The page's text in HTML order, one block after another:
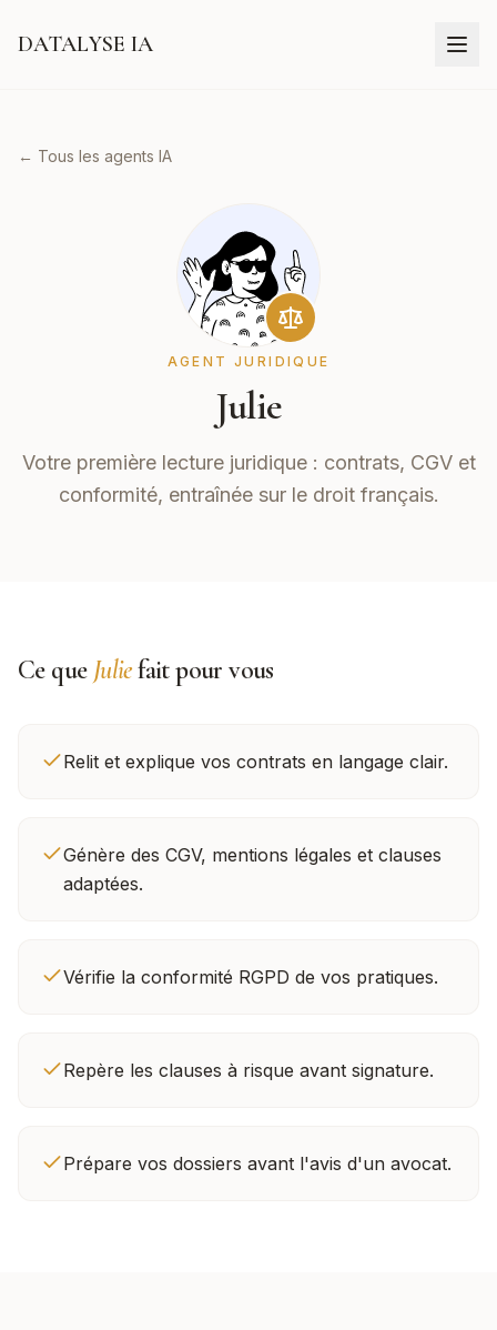
DATALYSE IA
← Tous les agents IA
AGENT JURIDIQUE
Julie
Votre première lecture juridique : contrats, CGV et
conformité, entraînée sur le droit français.
Ce que Juliefait pour vous
Relit et explique vos contrats en langage clair.
Génère des CGV, mentions légales et clauses
adaptées.
Vérifie la conformité RGPD de vos pratiques.
Repère les clauses à risque avant signature.
Prépare vos dossiers avant l'avis d'un avocat.